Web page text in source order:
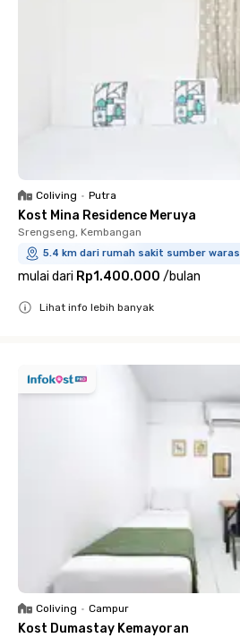
Coliving • Putra
Kost Mina Residence Meruya
Srengseng, Kembangan
5.4 km dari rumah sakit sumber waras
mulai dari Rp1.400.000 /bulan
Lihat info lebih banyak
Coliving • Campur
Kost Dumastay Kemayoran